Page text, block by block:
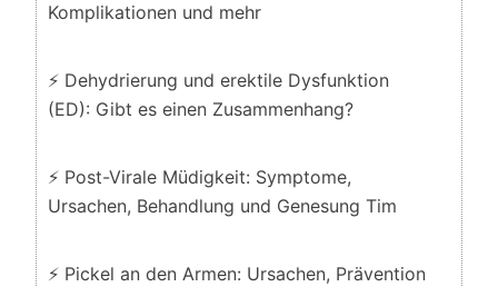
Komplikationen und mehr
⚡ Dehydrierung und erektile Dysfunktion
(ED): Gibt es einen Zusammenhang?
⚡ Post-Virale Müdigkeit: Symptome,
Ursachen, Behandlung und Genesung Tim
⚡ Pickel an den Armen: Ursachen, Prävention